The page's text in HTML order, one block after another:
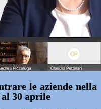
le aziende nella
30 aprile